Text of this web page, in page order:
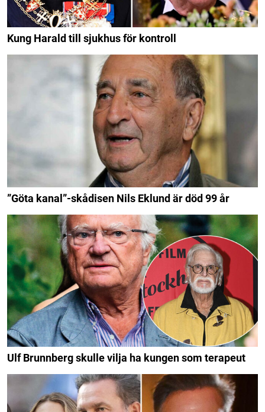
Kung Harald till sjukhus för kontroll
”Göta kanal”-skådisen Nils Eklund är död 99 år
Ulf Brunnberg skulle vilja ha kungen som terapeut